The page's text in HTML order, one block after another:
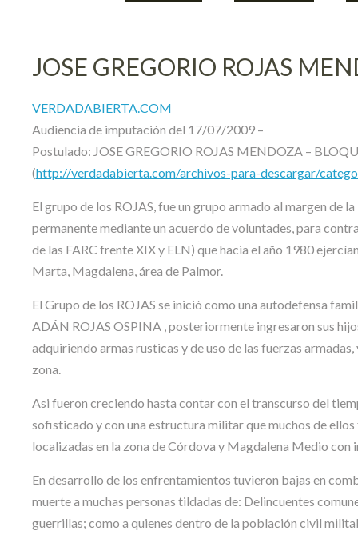
JOSE GREGORIO ROJAS
VERDADABIERTA.COM
Audiencia de imputación del 17/07/2009 –
Postulado: JOSE GREGORIO ROJAS MENDOZA –
(http://verdadabierta.com/archivos-para-descargar/
El grupo de los ROJAS, fue un grupo armado al margen de
permanente mediante un acuerdo de voluntades, para
de las FARC frente XIX y ELN) que hacia el año 1980
Marta, Magdalena, área de Palmor.
El Grupo de los ROJAS se inició como una autodefensa
ADÁN ROJAS OSPINA , posteriormente ingresaron sus
adquiriendo armas rusticas y de uso de las fuerzas
zona.
Asi fueron creciendo hasta contar con el transcurso del
sofisticado y con una estructura militar que muchos de
localizadas en la zona de Córdova y Magdalena Medio
En desarrollo de los enfrentamientos tuvieron bajas en
muerte a muchas personas tildadas de: Delincuentes
guerrillas; como a quienes dentro de la población civil